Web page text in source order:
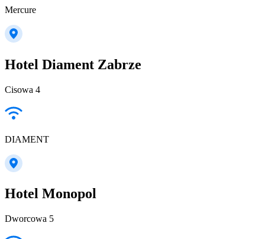
Mercure
Hotel Diament Zabrze
Cisowa 4
DIAMENT
Hotel Monopol
Dworcowa 5